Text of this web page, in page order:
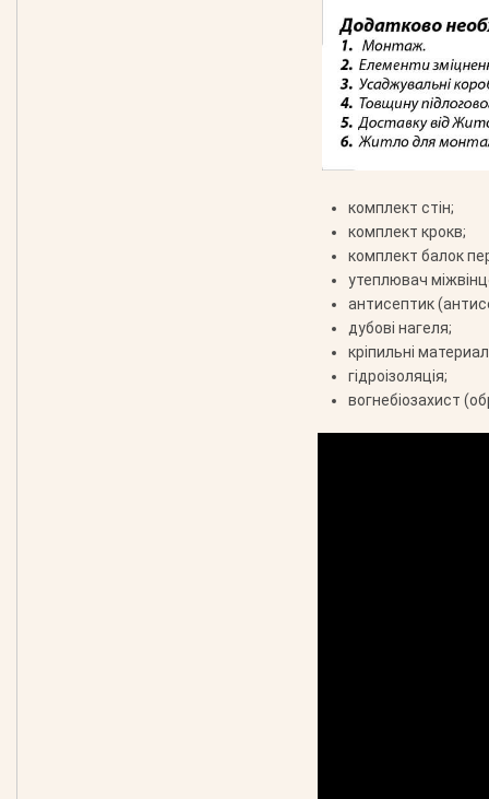
комплект стін;
комплект крокв;
комплект балок
утеплювач
антисептик
дубові нагеля;
кріпильні
гідроізоляція;
вогнебіозахист